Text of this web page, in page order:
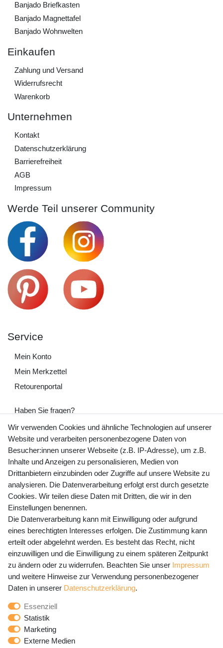
Banjado Briefkasten
Banjado Magnettafel
Banjado Wohnwelten
Einkaufen
Zahlung und Versand
Widerrufs­recht
Warenkorb
Unternehmen
Kontakt
Daten­schutz­erklärung
Barrierefreiheit
AGB
Impressum
Werde Teil unserer Community
Service
Mein Konto
Mein Merkzettel
Retourenportal
Haben Sie fragen?
+49 (0) 35243 460 400
Mo-Fr 9-15 Uhr
shop@banjado.com
Preisangaben inkl. gesetzl. MwSt. und zzgl. Service- und
Versandkosten
Newsletter Anmeldung - Keine Angebote
mehr verpassen!
E-MAIL **
Newsletter
Honig
Hiermit bestätige ich, dass ich die
gelesen habe. Meine Einwilligung kann ich jederzeit
widerrufen.**
Wir verwenden Cookies und ähnliche Technologien auf unserer
Website und verarbeiten personenbezogene Daten von
Besucher:innen unserer Webseite (z.B. IP-Adresse), um z.B.
Inhalte und Anzeigen zu personalisieren, Medien von
Drittanbietern einzubinden oder Zugriffe auf unsere Website zu
analysieren. Die Datenverarbeitung erfolgt erst durch gesetzte
Cookies. Wir teilen diese Daten mit Dritten, die wir in den
Einstellungen benennen.
Die Datenverarbeitung kann mit Einwilligung oder aufgrund
eines berechtigten Interesses erfolgen. Die Zustimmung kann
erteilt oder abgelehnt werden. Es besteht das Recht, nicht
einzuwilligen und die Einwilligung zu einem späteren Zeitpunkt
zu ändern oder zu widerrufen. Beachten Sie unser Impressum
und weitere Hinweise zur Verwendung personenbezogener
Daten in unserer Daten­schutz­erklärung.
Essenziell
Statistik
Marketing
Externe Medien